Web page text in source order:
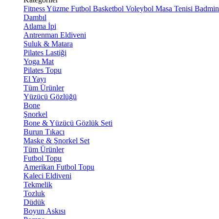
FitnessYüzme Futbol Basketbol Voleybol Masa Tenisi
Dambıl
Atlama İpi
Antrenman Eldiveni
Suluk & Matara
Pilates Lastiği
Yoga Mat
Pilates Topu
El Yayı
Tüm Ürünler
Yüzücü Gözlüğü
Bone
Şnorkel
Bone & Yüzücü Gözlük Seti
Burun Tıkacı
Maske & Şnorkel Set
Tüm Ürünler
Futbol Topu
Amerikan Futbol Topu
Kaleci Eldiveni
Tekmelik
Tozluk
Düdük
Boyun Askısı